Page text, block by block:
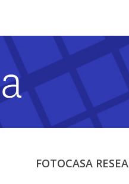
FOTOCASA